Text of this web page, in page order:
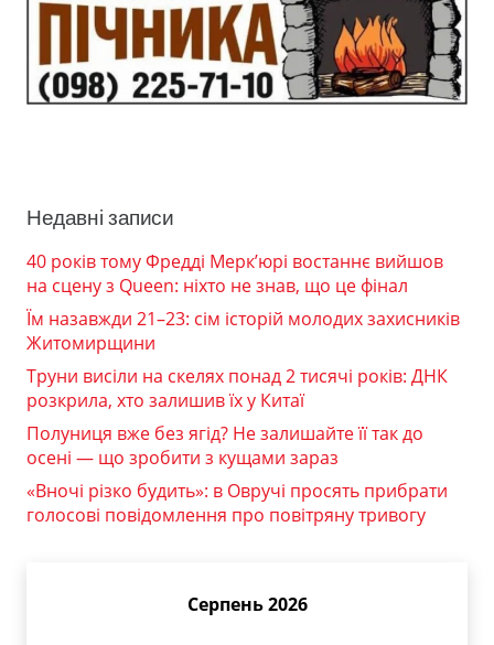
Недавні записи
40 років тому Фредді Мерк’юрі востаннє вийшов
на сцену з Queen: ніхто не знав, що це фінал
Їм назавжди 21–23: сім історій молодих захисників
Житомирщини
Труни висіли на скелях понад 2 тисячі років: ДНК
розкрила, хто залишив їх у Китаї
Полуниця вже без ягід? Не залишайте її так до
осені — що зробити з кущами зараз
«Вночі різко будить»: в Овручі просять прибрати
голосові повідомлення про повітряну тривогу
Серпень 2026